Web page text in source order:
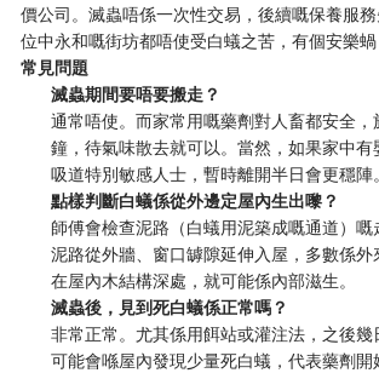
價公司。滅蟲唔係一次性交易，後續嘅保養服
位中永和嘅街坊都唔使受白蟻之苦，有個安樂蝸
常見問題
滅蟲期間要唔要搬走？
通常唔使。而家常用嘅藥劑對人畜都安全，
鐘，待氣味散去就可以。當然，如果家中
吸道特別敏感人士，暫時離開半日會更穩陣。
點樣判斷白蟻係從外邊定屋內生出嚟？
師傅會檢查泥路（白蟻用泥築成嘅通道）
泥路從外牆、窗口罅隙延伸入屋，多數係外
在屋內木結構深處，就可能係內部滋生。
滅蟲後，見到死白蟻係正常嗎？
非常正常。尤其係用餌站或灌注法，之後幾
可能會喺屋內發現少量死白蟻，代表藥劑